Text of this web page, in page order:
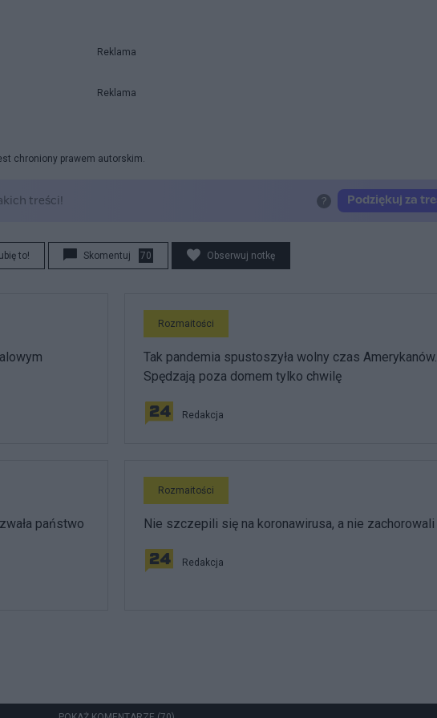
Reklama
Reklama
chroniony prawem autorskim.
to! Skomentuj 70 Obserwuj notkę
Rozmaitości
Tak pandemia spustoszyła wolny czas Amerykanów.
Spędzają poza domem tylko chwilę
Redakcja
państwo
Rozmaitości
Nie szczepili się na koronawirusa, a nie zachorowali
Redakcja